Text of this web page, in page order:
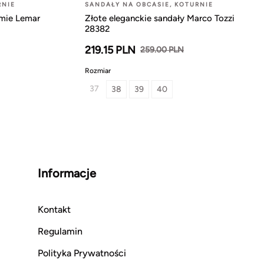
Lemar
SANDAŁY NA OBCASIE, KOTURNIE
Złote eleganckie sandały Marco Tozzi
28382
219.15 PLN 259.00 PLN
Rozmiar
37 38 39 40
Informacje
Kontakt
Regulamin
Polityka Prywatności